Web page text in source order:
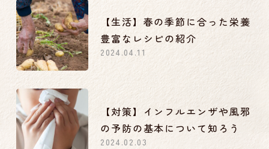
【生活】春の季節に合った栄養
豊富なレシピの紹介
2024.04.11
【対策】インフルエンザや風邪
の予防の基本について知ろう
2024.02.03